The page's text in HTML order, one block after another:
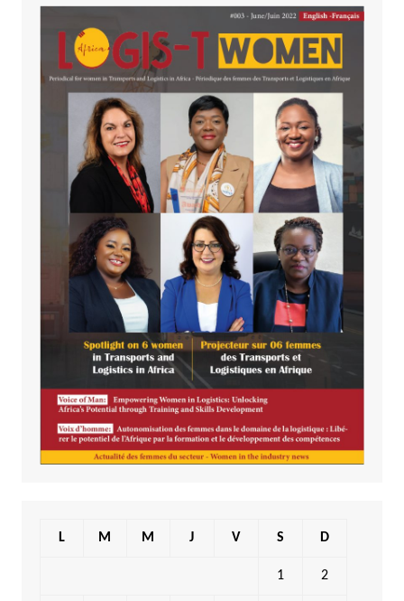
L M M J V S D
1 2